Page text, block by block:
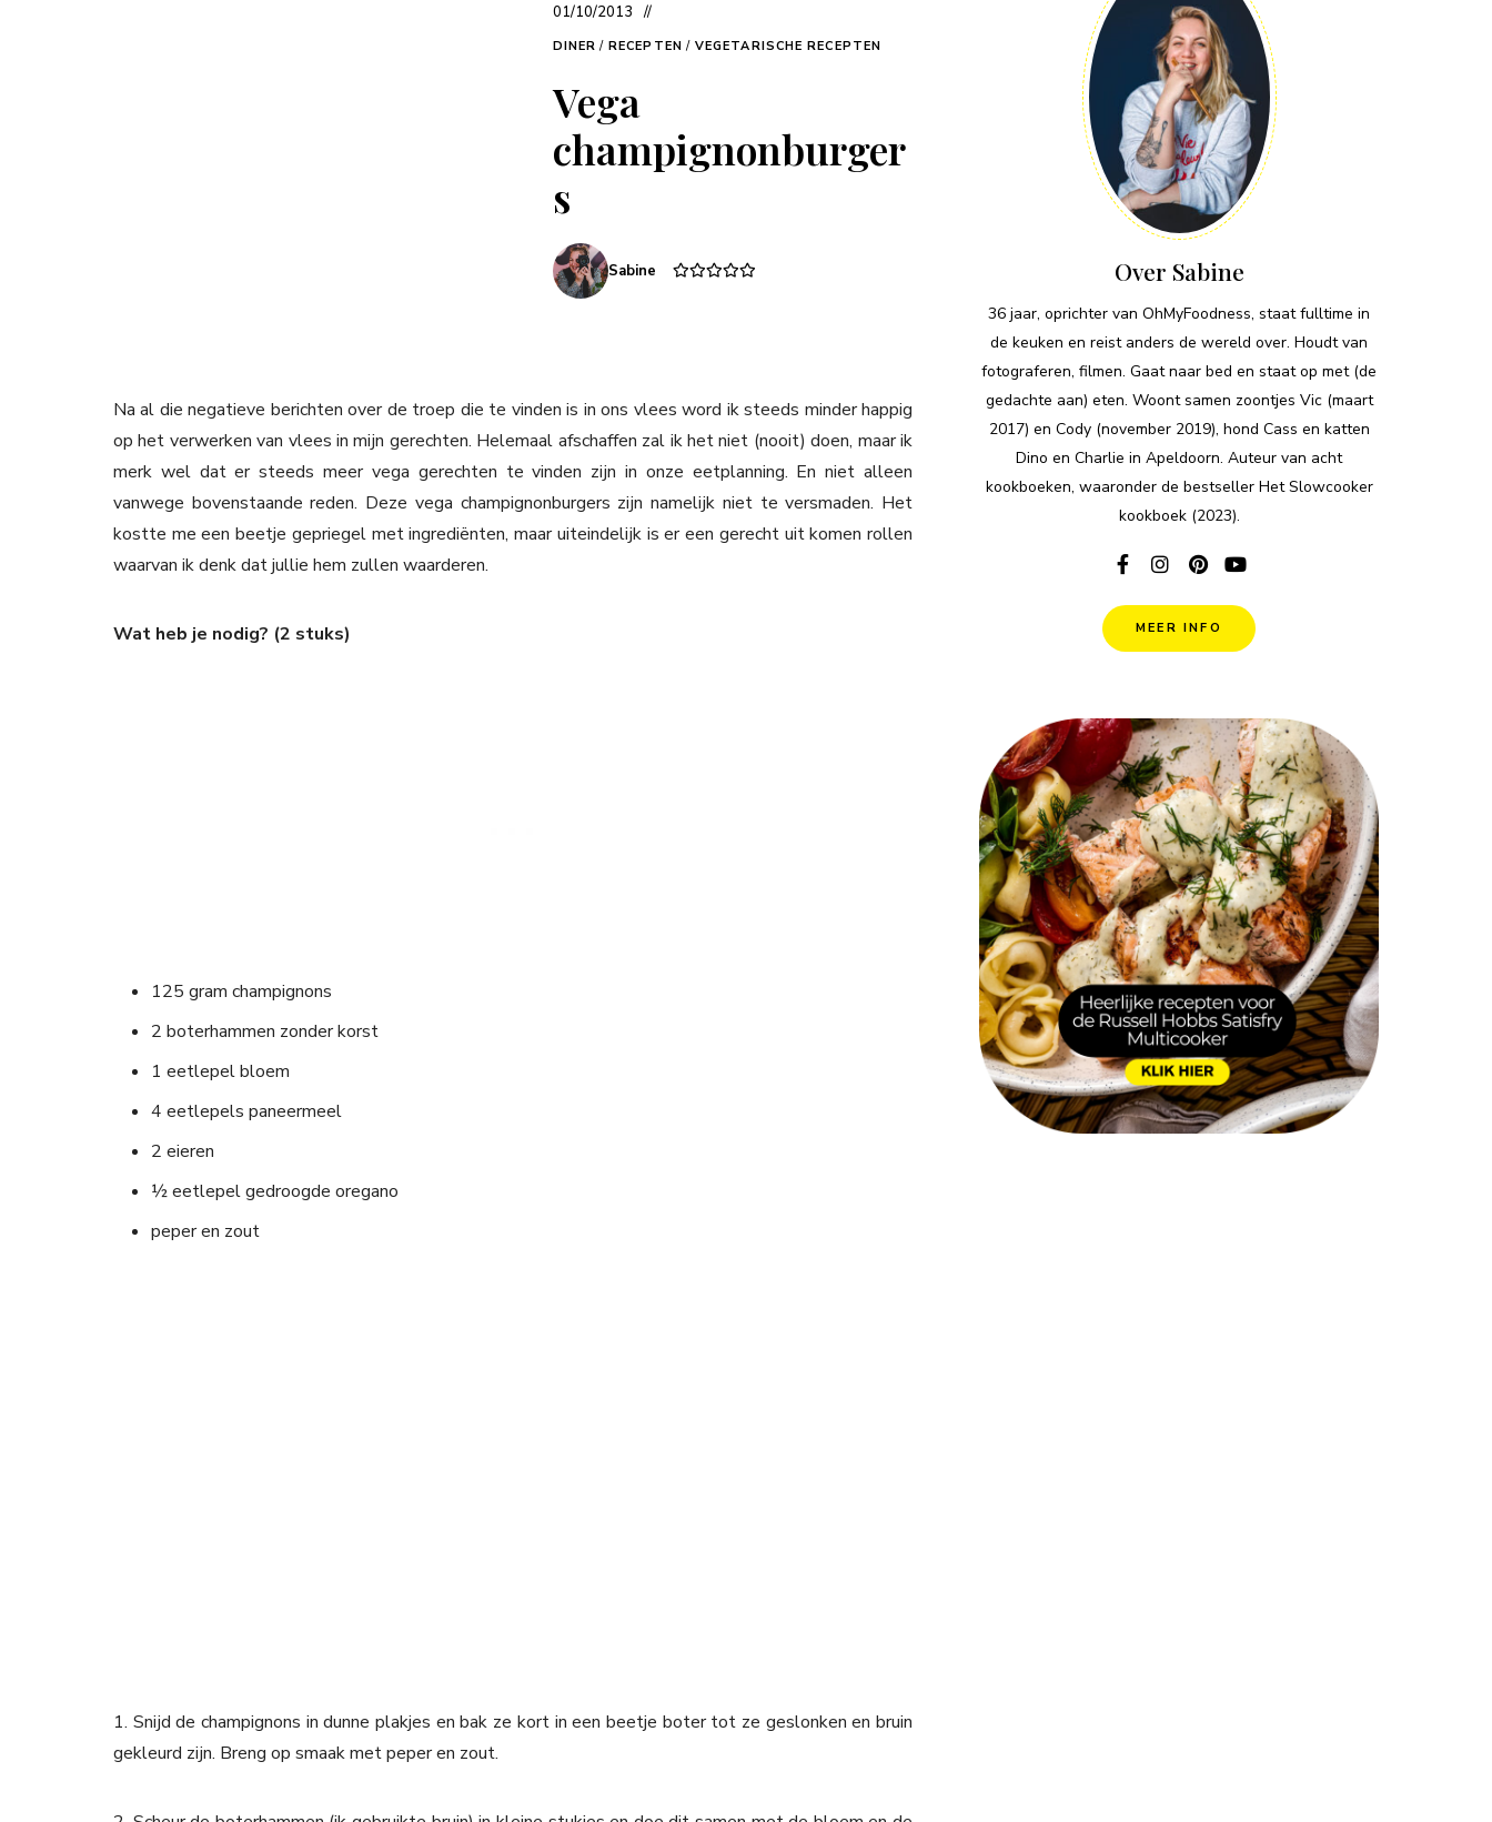
01/10/2013
DINER / RECEPTEN / VEGETARISCHE RECEPTEN
Vega
champignonburger
s
Sabine
Na al die negatieve berichten over de troep die te vinden is in ons vlees word ik steeds minder happig
op het verwerken van vlees in mijn gerechten. Helemaal afschaffen zal ik het niet (nooit) doen, maar ik
merk wel dat er steeds meer vega gerechten te vinden zijn in onze eetplanning. En niet alleen
vanwege bovenstaande reden. Deze vega champignonburgers zijn namelijk niet te versmaden. Het
kostte me een beetje gepriegel met ingrediënten, maar uiteindelijk is er een gerecht uit komen rollen
waarvan ik denk dat jullie hem zullen waarderen.
Wat heb je nodig? (2 stuks)
125 gram champignons
2 boterhammen zonder korst
1 eetlepel bloem
4 eetlepels paneermeel
2 eieren
½ eetlepel gedroogde oregano
peper en zout
1. Snijd de champignons in dunne plakjes en bak ze kort in een beetje boter tot ze geslonken en bruin
gekleurd zijn. Breng op smaak met peper en zout.
Over Sabine
36 jaar, oprichter van OhMyFoodness, staat fulltime in
de keuken en reist anders de wereld over. Houdt van
fotograferen, filmen. Gaat naar bed en staat op met (de
gedachte aan) eten. Woont samen zoontjes Vic (maart
2017) en Cody (november 2019), hond Cass en katten
Dino en Charlie in Apeldoorn. Auteur van acht
kookboeken, waaronder de bestseller Het Slowcooker
kookboek (2023).
MEER INFO